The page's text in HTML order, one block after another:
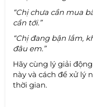
“Chị chưa cần mua
cần tới.”
“Chị đang bận lắm,
đâu em.”
Hãy cùng lý giải
này và cách để xử lý
thời gian.